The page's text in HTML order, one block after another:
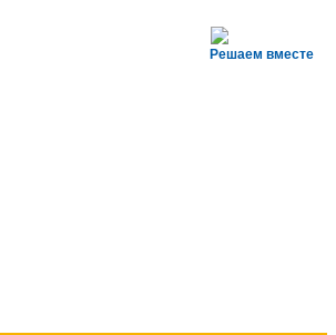
Решаем вместе